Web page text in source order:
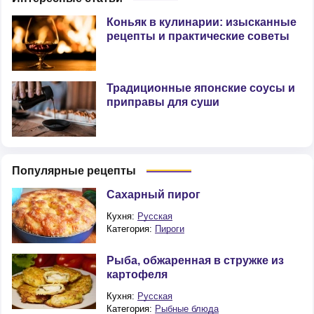
Коньяк в кулинарии: изысканные
рецепты и практические советы
Традиционные японские соусы и
приправы для суши
Популярные рецепты
Сахарный пирог
Кухня: Русская
Категория: Пироги
Рыба, обжаренная в стружке из
картофеля
Кухня: Русская
Категория: Рыбные блюда